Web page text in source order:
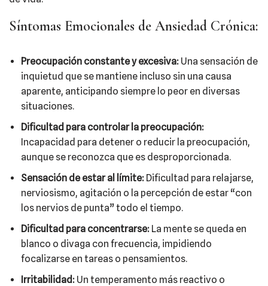
Síntomas Emocionales de Ansiedad Crónica:
Preocupación constante y excesiva: Una sensación de
inquietud que se mantiene incluso sin una causa
aparente, anticipando siempre lo peor en diversas
situaciones.
Dificultad para controlar la preocupación:
Incapacidad para detener o reducir la preocupación,
aunque se reconozca que es desproporcionada.
Sensación de estar al límite: Dificultad para relajarse,
nerviosismo, agitación o la percepción de estar “con
los nervios de punta” todo el tiempo.
Dificultad para concentrarse: La mente se queda en
blanco o divaga con frecuencia, impidiendo
focalizarse en tareas o pensamientos.
Irritabilidad: Un temperamento más reactivo o